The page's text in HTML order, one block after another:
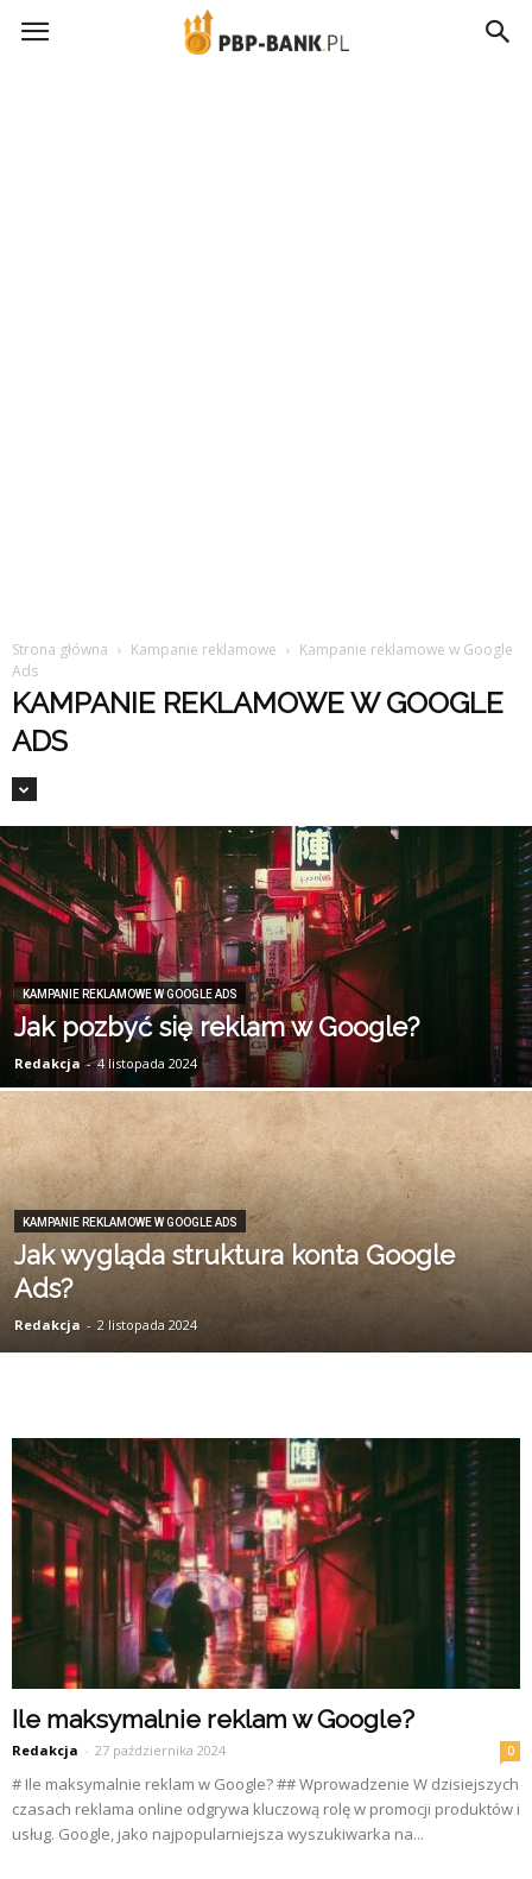
pbp-
Strona główna Kampanie reklamowe
Kampanie reklamowe w Google
Ads
KAMPANIE REKLAMOWE W GOOGLE
ADS
KAMPANIE REKLAMOWE W GOOGLE ADS
Jak pozbyć się reklam w Google?
Redakcja - 4 listopada 2024
KAMPANIE REKLAMOWE W GOOGLE ADS
Jak wygląda struktura konta Google
Ads?
Redakcja - 2 listopada 2024
Ile maksymalnie reklam w Google?
Redakcja - 27 października 2024 0
# Ile maksymalnie reklam w Google? ## Wprowadzenie W dzisiejszych
czasach reklama online odgrywa kluczową rolę w promocji produktów i
usług. Google, jako najpopularniejsza wyszukiwarka na...